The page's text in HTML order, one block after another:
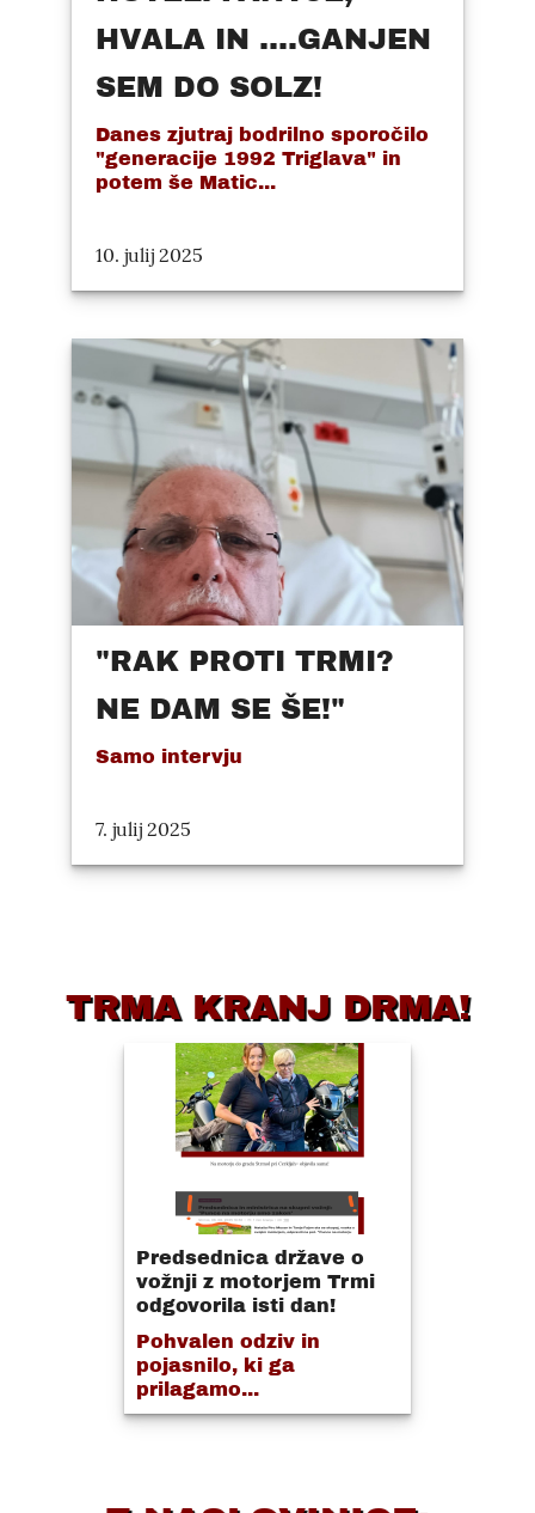
HVALA IN ....GANJEN
SEM DO SOLZ!
Danes zjutraj bodrilno sporočilo
"generacije 1992 Triglava" in
potem še Matic...
10. julij 2025
"RAK PROTI TRMI?
NE DAM SE ŠE!"
Samo intervju
7. julij 2025
TRMA KRANJ DRMA!
Predsednica države o
vožnji z motorjem Trmi
odgovorila isti dan!
Pohvalen odziv in
pojasnilo, ki ga
prilagamo...